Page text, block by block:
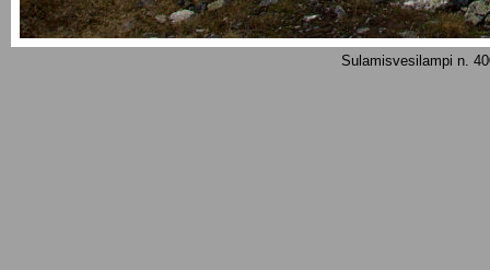
Sulamisvesilampi n.